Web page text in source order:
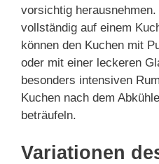
vorsichtig
vollständig auf einem
können den Kuchen mit
oder mit einer leckeren
besonders intensiven
Kuchen nach dem
beträufeln.
Variationen